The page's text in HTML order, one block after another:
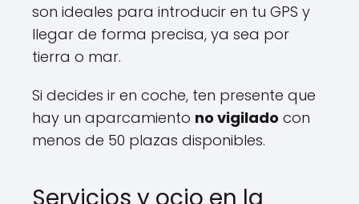
son ideales para introducir en tu GPS y
llegar de forma precisa, ya sea por
tierra o mar.
Si decides ir en coche, ten presente que
hay un aparcamiento no vigilado con
menos de 50 plazas disponibles.
Servicios y ocio en la